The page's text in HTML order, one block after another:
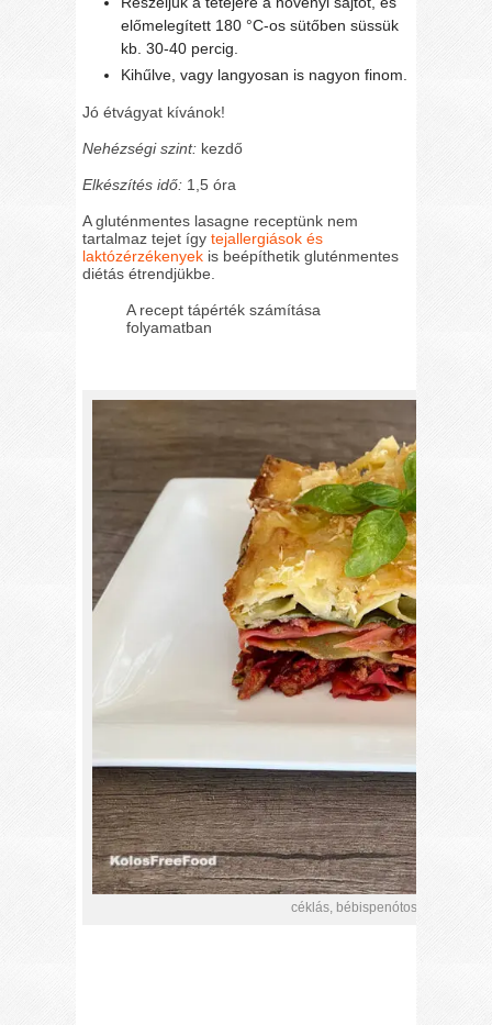
előmelegített 180 °C-os sütőben süssük
kb. 30-40 percig.
Kihűlve, vagy langyosan is nagyon finom.
Jó étvágyat kívánok!
Nehézségi szint: kezdő
Elkészítés idő: 1,5 óra
A gluténmentes lasagne receptünk nem
tartalmaz tejet ígytejallergiások és
laktózérzékenyek is beépíthetik gluténmentes
diétás étrendjükbe.
A recept tápérték számítása
folyamatban
céklás, bébispenótos